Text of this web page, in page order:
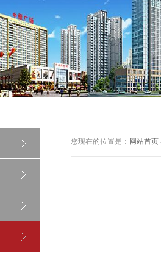
您现在的位置是： 网站首页